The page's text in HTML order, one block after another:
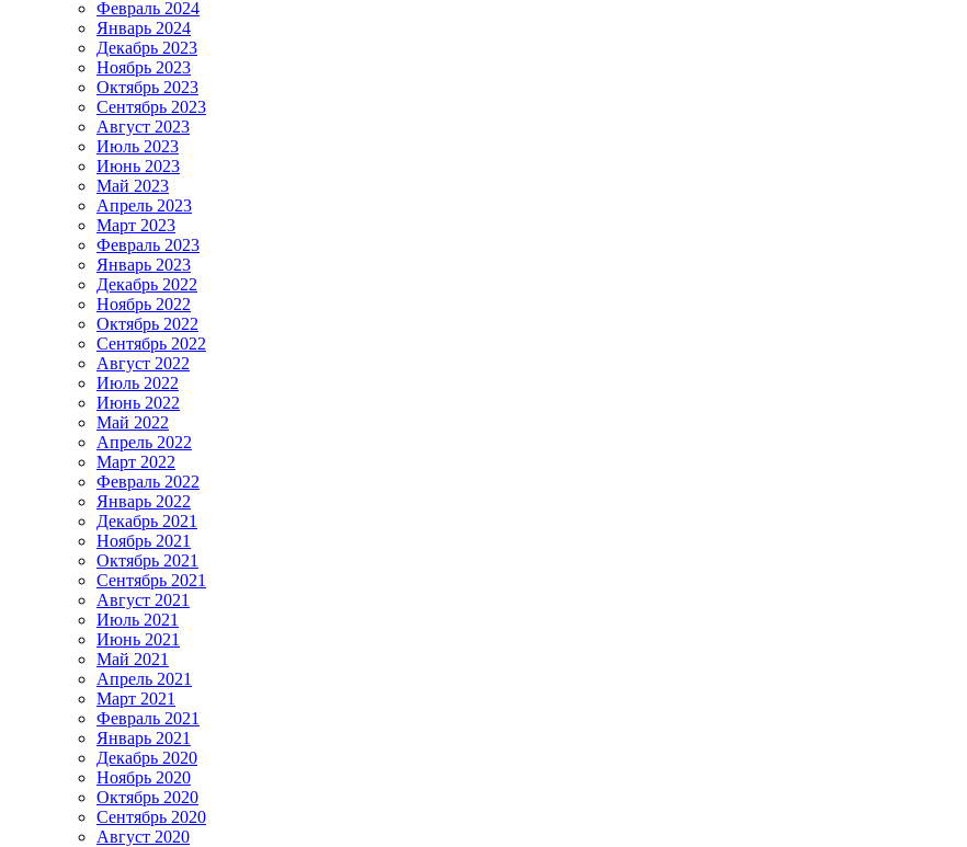
Февраль 2024
Январь 2024
Декабрь 2023
Ноябрь 2023
Октябрь 2023
Сентябрь 2023
Август 2023
Июль 2023
Июнь 2023
Май 2023
Апрель 2023
Март 2023
Февраль 2023
Январь 2023
Декабрь 2022
Ноябрь 2022
Октябрь 2022
Сентябрь 2022
Август 2022
Июль 2022
Июнь 2022
Май 2022
Апрель 2022
Март 2022
Февраль 2022
Январь 2022
Декабрь 2021
Ноябрь 2021
Октябрь 2021
Сентябрь 2021
Август 2021
Июль 2021
Июнь 2021
Май 2021
Апрель 2021
Март 2021
Февраль 2021
Январь 2021
Декабрь 2020
Ноябрь 2020
Октябрь 2020
Сентябрь 2020
Август 2020